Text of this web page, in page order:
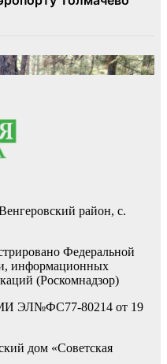
район, с.
Федеральной
информационных
(Роскомнадзор)
ЭЛ№ФС77-80214 от 19
дом «Советская